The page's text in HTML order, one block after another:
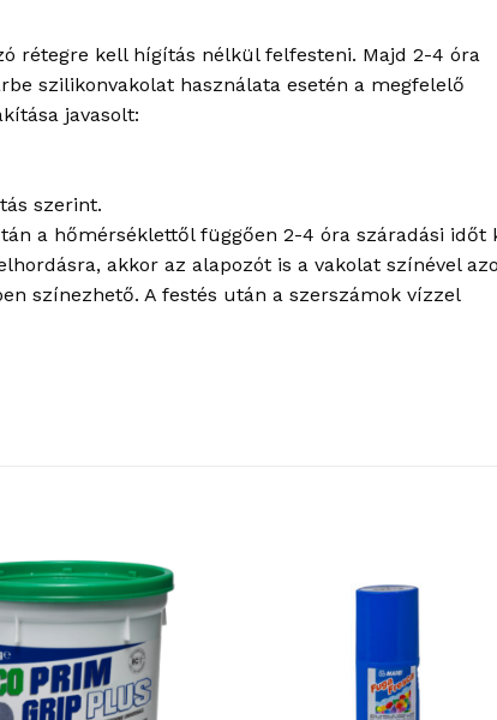
rétegre kell hígítás nélkül felfesteni. Majd 2-4 óra
szilikonvakolat használata esetén a megfelelő
javasolt:
szerint.
a hőmérséklettől függően 2-4 óra száradási időt
akkor az alapozót is a vakolat színével
színezhető. A festés után a szerszámok vízzel